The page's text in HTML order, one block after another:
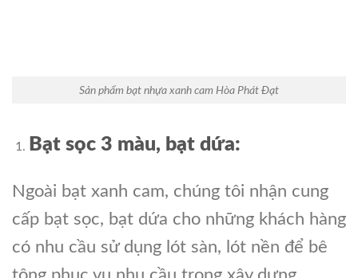
Sản phẩm bạt nhựa xanh cam Hòa Phát Đạt
Bạt sọc 3 màu, bạt dứa:
Ngoài bạt xanh cam, chúng tôi nhận cung
cấp bạt sọc, bạt dứa cho những khách hàng
có nhu cầu sử dụng lót sàn, lót nền để bê